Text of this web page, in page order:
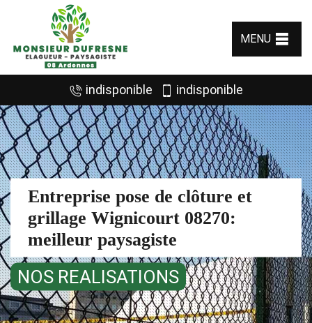
MENU
indisponible indisponible
Entreprise pose de clôture et
grillage Wignicourt 08270:
meilleur paysagiste
NOS REALISATIONS